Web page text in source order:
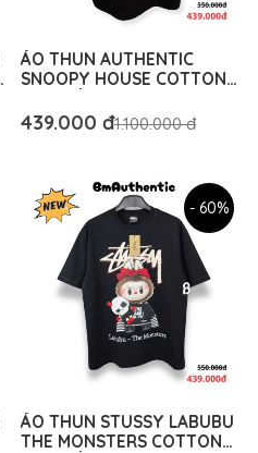
ÁO THUN AUTHENTIC
SNOOPY HOUSE COTTON
AUTHENTIC
439.000 đ1.100.000 đ
- 60%
ÁO THUN STUSSY LABUBU
THE MONSTERS COTTON